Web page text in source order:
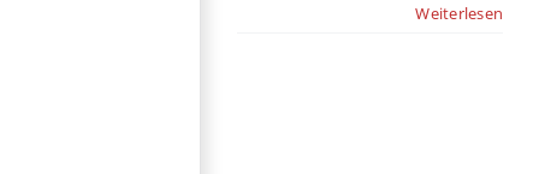
Weiterlesen